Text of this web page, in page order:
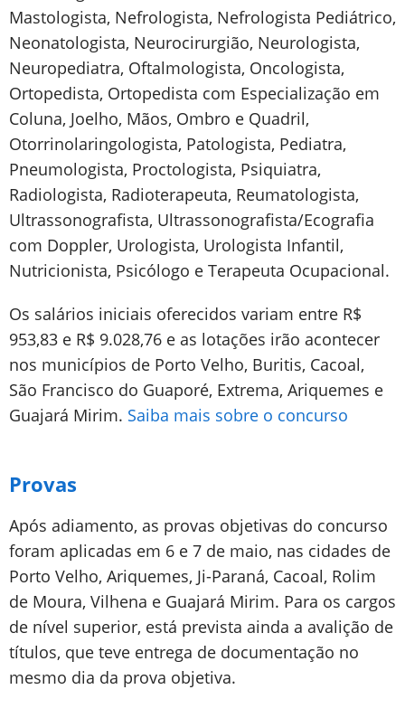
Mastologista, Nefrologista, Nefrologista Pediátrico,
Neonatologista, Neurocirurgião, Neurologista,
Neuropediatra, Oftalmologista, Oncologista,
Ortopedista, Ortopedista com Especialização em
Coluna, Joelho, Mãos, Ombro e Quadril,
Otorrinolaringologista, Patologista, Pediatra,
Pneumologista, Proctologista, Psiquiatra,
Radiologista, Radioterapeuta, Reumatologista,
Ultrassonografista, Ultrassonografista/Ecografia
com Doppler, Urologista, Urologista Infantil,
Nutricionista, Psicólogo e Terapeuta Ocupacional.
Os salários iniciais oferecidos variam entre R$
953,83 e R$ 9.028,76 e as lotações irão acontecer
nos municípios de Porto Velho, Buritis, Cacoal,
São Francisco do Guaporé, Extrema, Ariquemes e
Guajará Mirim. Saiba mais sobre o concurso
Provas
Após adiamento, as provas objetivas do concurso
foram aplicadas em 6 e 7 de maio, nas cidades de
Porto Velho, Ariquemes, Ji-Paraná, Cacoal, Rolim
de Moura, Vilhena e Guajará Mirim. Para os cargos
de nível superior, está prevista ainda a avalição de
títulos, que teve entrega de documentação no
mesmo dia da prova objetiva.